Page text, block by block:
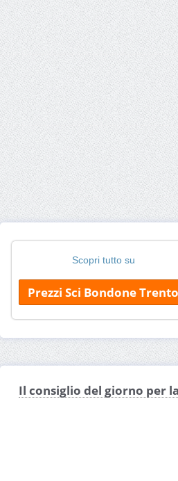
Scopri tutto su
Prezzi Sci Bondone Trento
Il consiglio del giorno per